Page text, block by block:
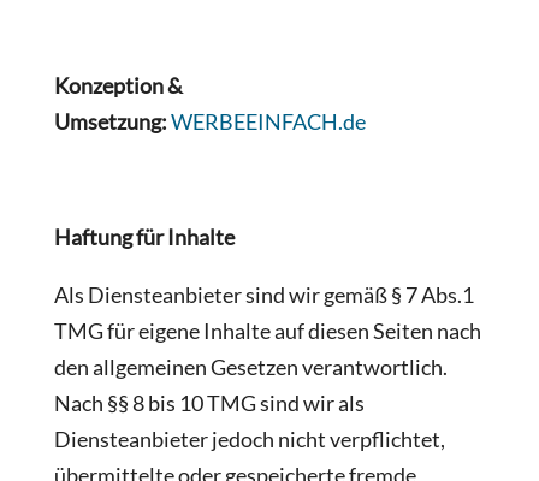
Konzeption &
Umsetzung:WERBEEINFACH.de
Haftung für Inhalte
Als Diensteanbieter sind wir gemäß § 7 Abs.1
TMG für eigene Inhalte auf diesen Seiten nach
den allgemeinen Gesetzen verantwortlich.
Nach §§ 8 bis 10 TMG sind wir als
Diensteanbieter jedoch nicht verpflichtet,
übermittelte oder gespeicherte fremde